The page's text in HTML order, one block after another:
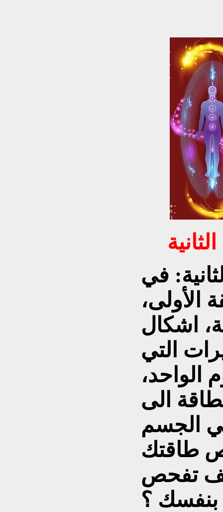
في
الأولى،
اشكال
التي
الواحد،
الى
الجسم
طاقتك
تفحص
بنفسك ؟